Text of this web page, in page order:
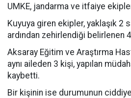
UMKE, jandarma ve itfaiye
Kuyuya giren ekipler, yaklaşık 2
ardından zehirlendiği belirlenen
Aksaray Eğitim ve Araştırma
aynı aileden 3 kişi, yapılan
kaybetti.
Bir kişinin ise durumunun